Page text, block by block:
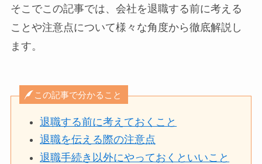
そこでこの記事では、会社を退職する前に考える
ことや注意点について様々な角度から徹底解説し
ます。
この記事で分かること
退職する前に考えておくこと
退職を伝える際の注意点
退職手続き以外にやっておくといいこと